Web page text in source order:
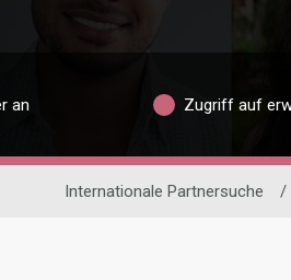
an Zugriff auf
Internationale Partnersuche /